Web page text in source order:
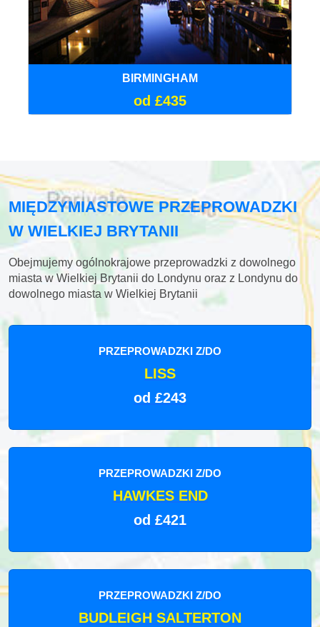
BIRMINGHAM
od £435
MIĘDZYMIASTOWE PRZEPROWADZKI
W WIELKIEJ BRYTANII
Obejmujemy ogólnokrajowe przeprowadzki z dowolnego
miasta w Wielkiej Brytanii do Londynu oraz z Londynu do
dowolnego miasta w Wielkiej Brytanii
PRZEPROWADZKI Z/DO
LISS
od £243
PRZEPROWADZKI Z/DO
HAWKES END
od £421
PRZEPROWADZKI Z/DO
BUDLEIGH SALTERTON